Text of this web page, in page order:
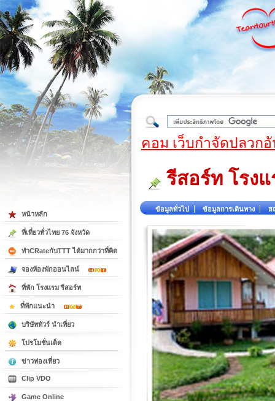
ต้
คอม เว็บกำจัดปลวก
รีสอร์ท โรง
ข้อมูลทั่วไป ข้อมูลการเดินทาง ส
หน้าหลัก
ที่เที่ยวทั่วไทย 76 จังหวัด
ทำCRateกับTTT ได้มากกว่าที่คิด
จองห้องพักออนไลน์
ที่พัก โรงแรม รีสอร์ท
ที่พักแนะนำ
บริษัททัวร์ นำเที่ยว
โปรโมชั่นเด็ด
ข่าวท่องเที่ยว
Clip VDO
Game Online